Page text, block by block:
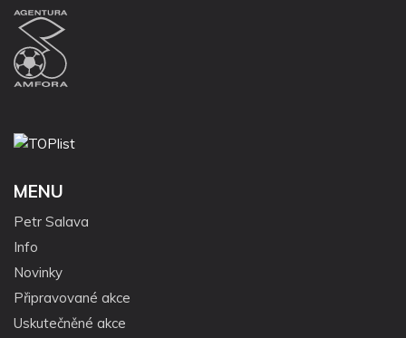
MENU
Petr Salava
Info
Novinky
Připravované akce
Uskutečněné akce